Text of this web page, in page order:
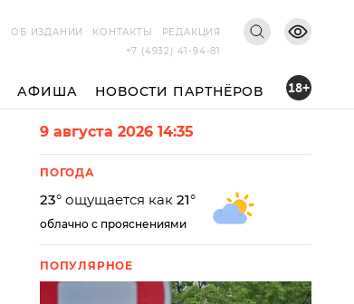
ОБ ИЗДАНИИ
КОНТАКТЫ
РЕДАКЦИЯ
+7 (4932) 41-94-81
АФИША НОВОСТИ ПАРТНЁРОВ 18+
9 августа 2026 14:35
ПОГОДА
23° ощущается как 21°
облачно с прояснениями
ПОПУЛЯРНОЕ